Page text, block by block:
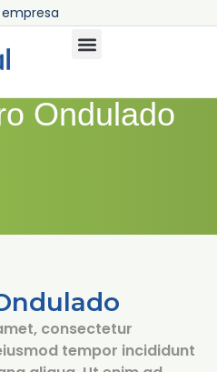
empresa
Ondulado
consectetur
tempor incididunt